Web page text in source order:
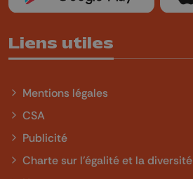
Liens utiles
Mentions légales
CSA
Publicité
Charte sur l'égalité et la diversité